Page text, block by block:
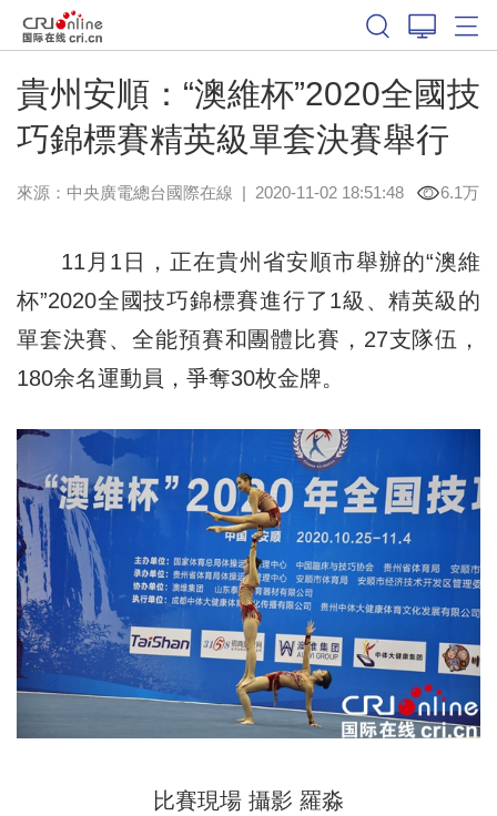
貴州安順：“澳維杯”2020全國技
巧錦標賽精英級單套決賽舉行
來源： 中央廣電總台國際在線 | 2020-11-02 18:51:48 6.1万
11月1日，正在貴州省安順市舉辦的“澳維
杯”2020全國技巧錦標賽進行了1級、精英級的
單套決賽、全能預賽和團體比賽，27支隊伍，
180余名運動員，爭奪30枚金牌。
比賽現場 攝影 羅淼